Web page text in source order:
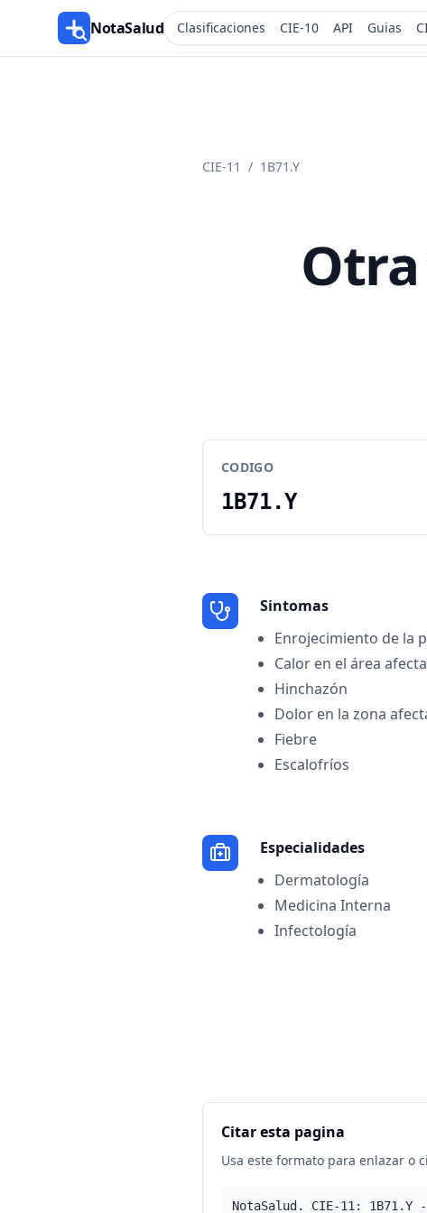
NotaSalud Clasificaciones CIE-10 API Guias
CIE-11 / 1B71.Y
CODIGO
1B71.Y
Sintomas
Enrojecimiento de la
Calor en el área
Hinchazón
Dolor en la zona
Fiebre
Escalofríos
Especialidades
Dermatología
Medicina Interna
Infectología
Citar esta pagina
Usa este formato para enlazar o
NotaSalud. CIE-11: